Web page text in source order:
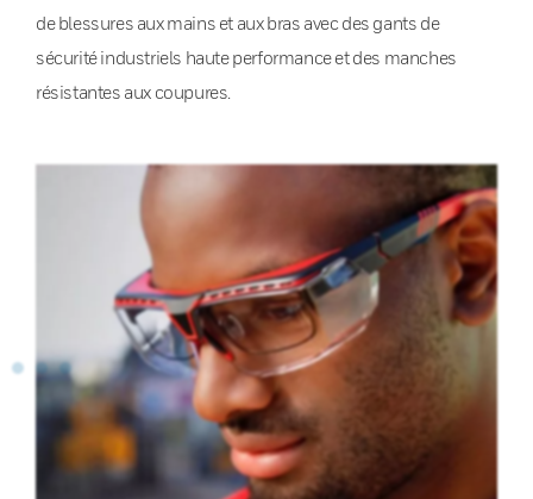
de blessures aux mains et aux bras avec des gants de
sécurité industriels haute performance et des manches
résistantes aux coupures.